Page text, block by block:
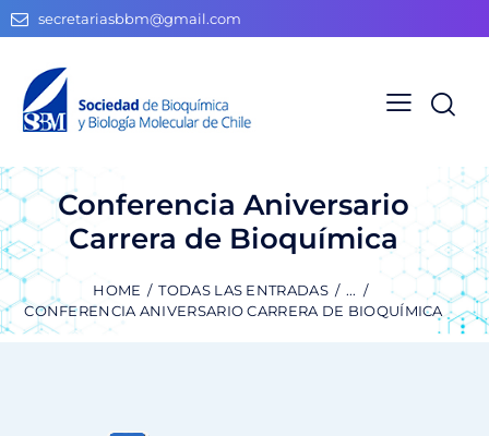
secretariasbbm@gmail.com
Conferencia Aniversario
Carrera de Bioquímica
HOME TODAS LAS ENTRADAS
...
CONFERENCIA ANIVERSARIO CARRERA DE BIOQUÍMICA